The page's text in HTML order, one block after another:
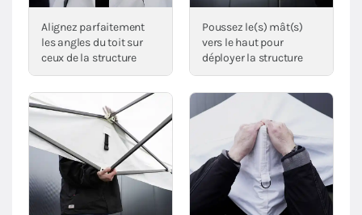
Alignez parfaitement
les angles du toit sur
ceux de la structure
Poussez le(s) mât(s)
vers le haut pour
déployer la structure